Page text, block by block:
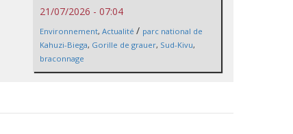
21/07/2026 - 07:04
Environnement, Actualité / parc national de
Kahuzi-Biega, Gorille de grauer, Sud-Kivu,
braconnage